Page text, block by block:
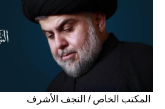
المكتب الخاص / النجف الأشرف